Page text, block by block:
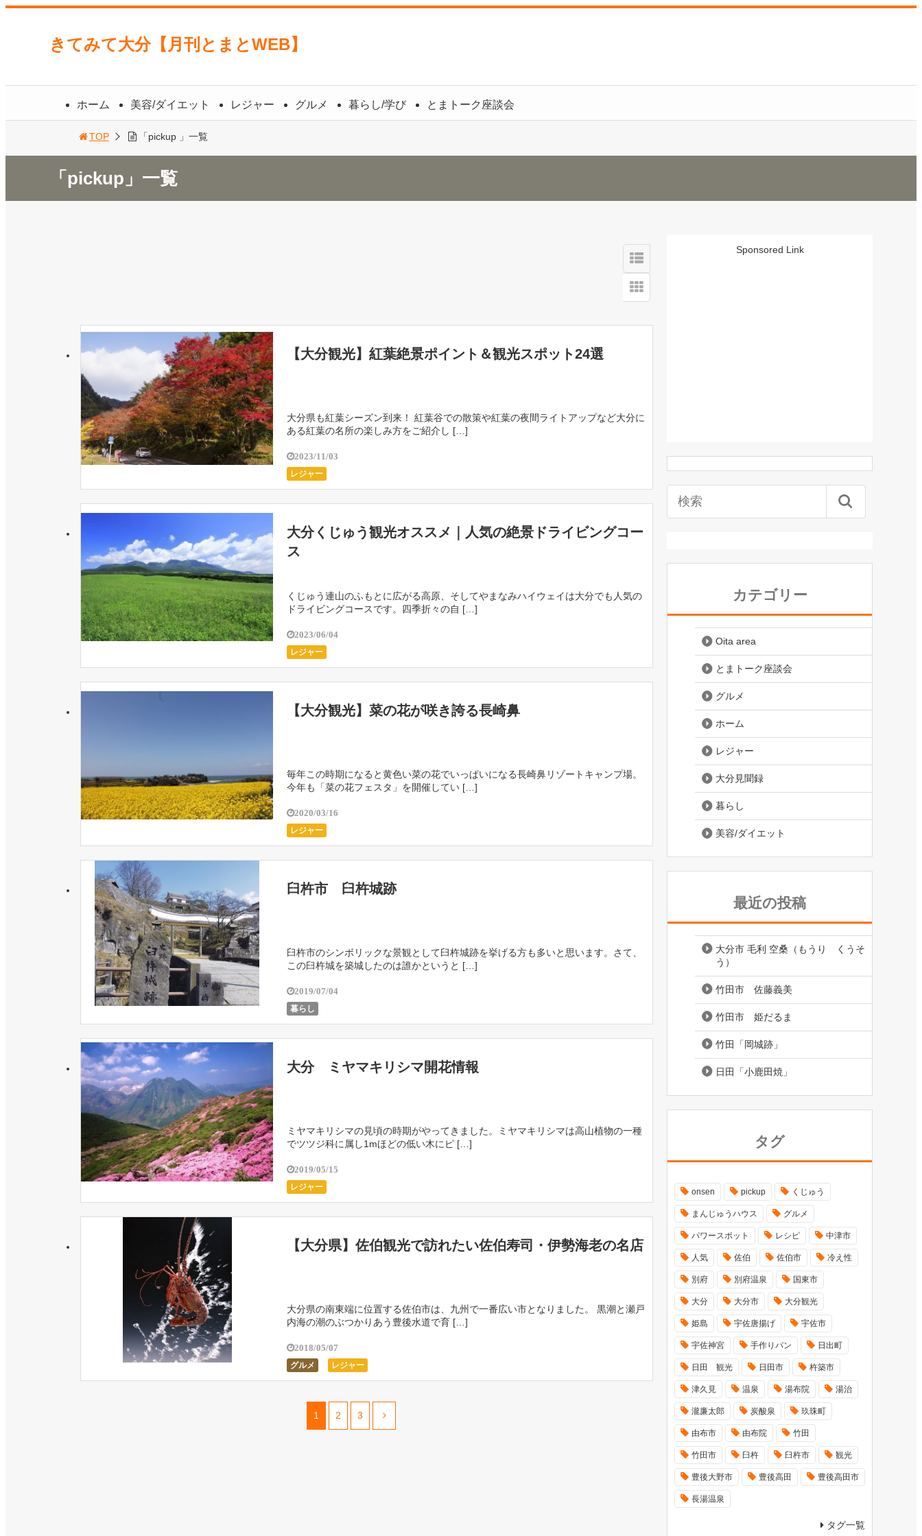
きてみて大分【月刊とまとWEB】
ホーム 美容/ダイエット レジャー グルメ 暮らし/学び とまトーク座談会
TOP 「pickup 」一覧
「pickup」一覧
【大分観光】紅葉絶景ポイント＆観光スポット24選
大分県も紅葉シーズン到来！ 紅葉谷での散策や紅葉の夜間ライトアップなど大分に
ある紅葉の名所の楽しみ方をご紹介し […]
2023/11/03
レジャー
大分くじゅう観光オススメ｜人気の絶景ドライビングコー
ス
くじゅう連山のふもとに広がる高原、そしてやまなみハイウェイは大分でも人気の
ドライビングコースです。四季折々の自 […]
2023/06/04
レジャー
【大分観光】菜の花が咲き誇る長崎鼻
毎年この時期になると黄色い菜の花でいっぱいになる長崎鼻リゾートキャンプ場。
今年も「菜の花フェスタ」を開催してい […]
2020/03/16
レジャー
臼杵市 臼杵城跡
臼杵市のシンボリックな景観として臼杵城跡を挙げる方も多いと思います。さて、
この臼杵城を築城したのは誰かというと […]
2019/07/04
暮らし
大分 ミヤマキリシマ開花情報
ミヤマキリシマの見頃の時期がやってきました。ミヤマキリシマは高山植物の一種
でツツジ科に属し1mほどの低い木にピ […]
2019/05/15
レジャー
【大分県】佐伯観光で訪れたい佐伯寿司・伊勢海老の名店
大分県の南東端に位置する佐伯市は、九州で一番広い市となりました。 黒潮と瀬戸
内海の潮のぶつかりあう豊後水道で育 […]
2018/05/07
グルメ レジャー
1 2 3
Sponsored Link
カテゴリー
Oita area
とまトーク座談会
グルメ
ホーム
レジャー
大分見聞録
暮らし
美容/ダイエット
最近の投稿
大分市 毛利 空桑（もうり くうそ
う）
竹田市 佐藤義美
竹田市 姫だるま
竹田「岡城跡」
日田「小鹿田焼」
タグ
onsen pickup くじゅう
まんじゅうハウス グルメ
パワースポット レシピ 中津市
人気 佐伯 佐伯市 冷え性
別府 別府温泉 国東市
大分 大分市 大分観光
姫島 宇佐唐揚げ 宇佐市
宇佐神宮 手作りパン 日出町
日田 観光 日田市 杵築市
津久見 温泉 湯布院 湯治
瀧廉太郎 炭酸泉 玖珠町
由布市 由布院 竹田
竹田市 臼杵 臼杵市 観光
豊後大野市 豊後高田 豊後高田市
長湯温泉
タグ一覧